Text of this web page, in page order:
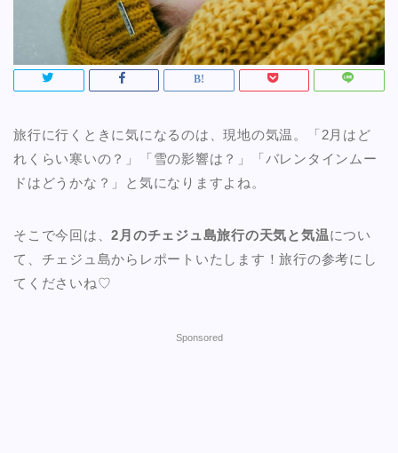
旅行に行くときに気になるのは、現地の気温。「2月はど
れくらい寒いの？」「雪の影響は？」「バレンタインムー
ドはどうかな？」と気になりますよね。
そこで今回は、2月のチェジュ島旅行の天気と気温につい
て、チェジュ島からレポートいたします！旅行の参考にし
てくださいね♡
Sponsored